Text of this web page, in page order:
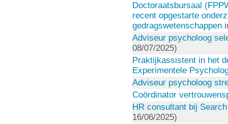
Doctoraatsbursaal
recent opgestarte
gedragswetenschappen
Adviseur psycholoog
08/07/2025)
Praktijkassistent in het
Experimentele
Adviseur psycholoog
Coördinator
HR consultant bij
16/06/2025)